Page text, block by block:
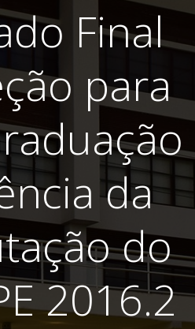
Final
para
da
do
2016.2